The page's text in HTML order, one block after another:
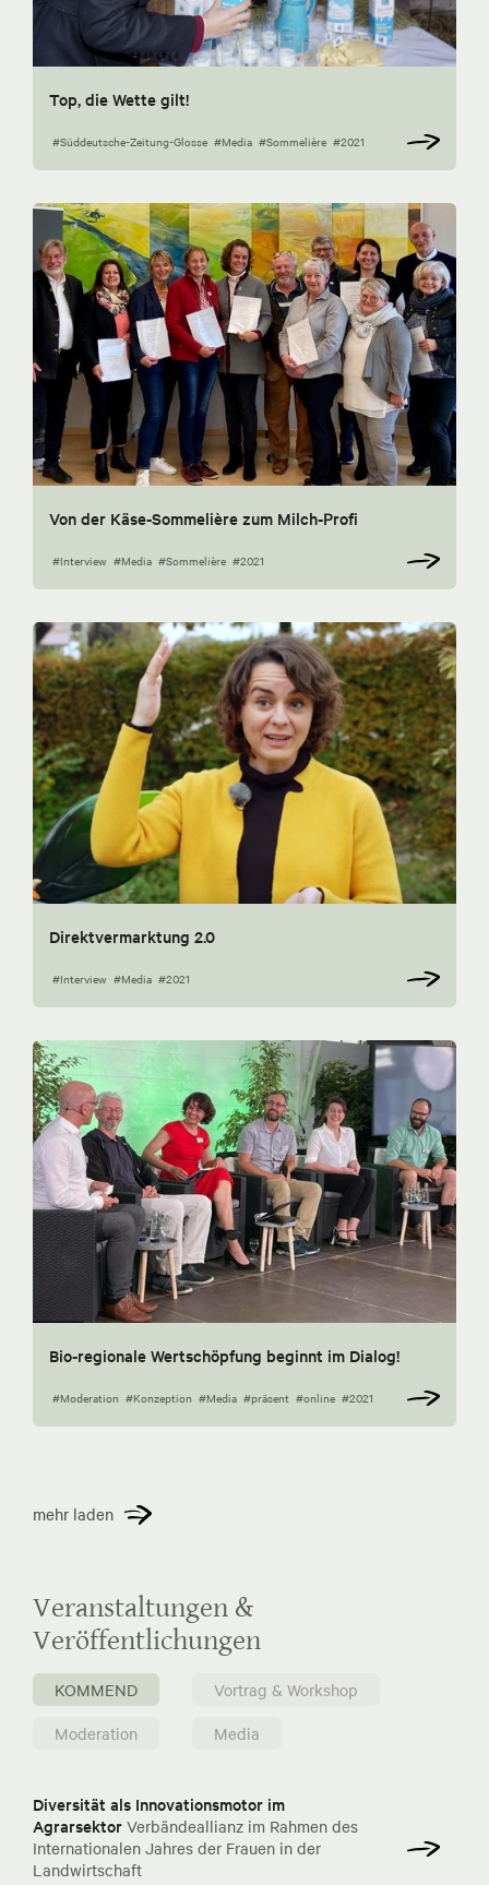
Top, die Wette gilt!
#Süddeutsche-Zeitung-Glosse #Media #Sommelière #2021
Von der Käse-Sommelière zum Milch-Profi
#Interview #Media #Sommelière #2021
Direktvermarktung 2.0
#Interview #Media #2021
Bio-regionale Wertschöpfung beginnt im Dialog!
#Moderation #Konzeption #Media #präsent #online #2021
mehr laden
Veranstaltungen &
Veröffentlichungen
KOMMEND
Vortrag & Workshop
Moderation
Media
Diversität als Innovationsmotor im
Agrarsektor Verbändeallianz im Rahmen des
Internationalen Jahres der Frauen in der
Landwirtschaft